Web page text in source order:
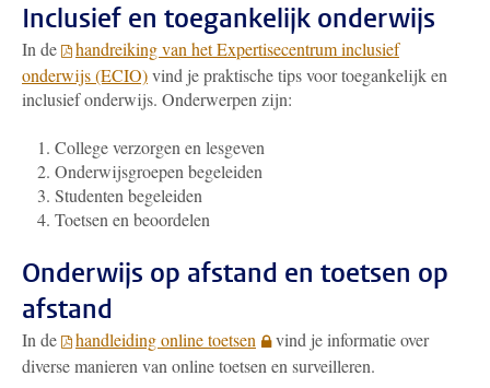
Inclusief en toegankelijk onderwijs
In de
handreiking van het Expertisecentrum inclusief
onderwijs (ECIO)vind je praktische tips voor toegankelijk en
inclusief onderwijs. Onderwerpen zijn:
College verzorgen en lesgeven
Onderwijsgroepen begeleiden
Studenten begeleiden
Toetsen en beoordelen
Onderwijs op afstand en toetsen op
afstand
In de handleiding online toetsen
vind je informatie over
diverse manieren van online toetsen en surveilleren.